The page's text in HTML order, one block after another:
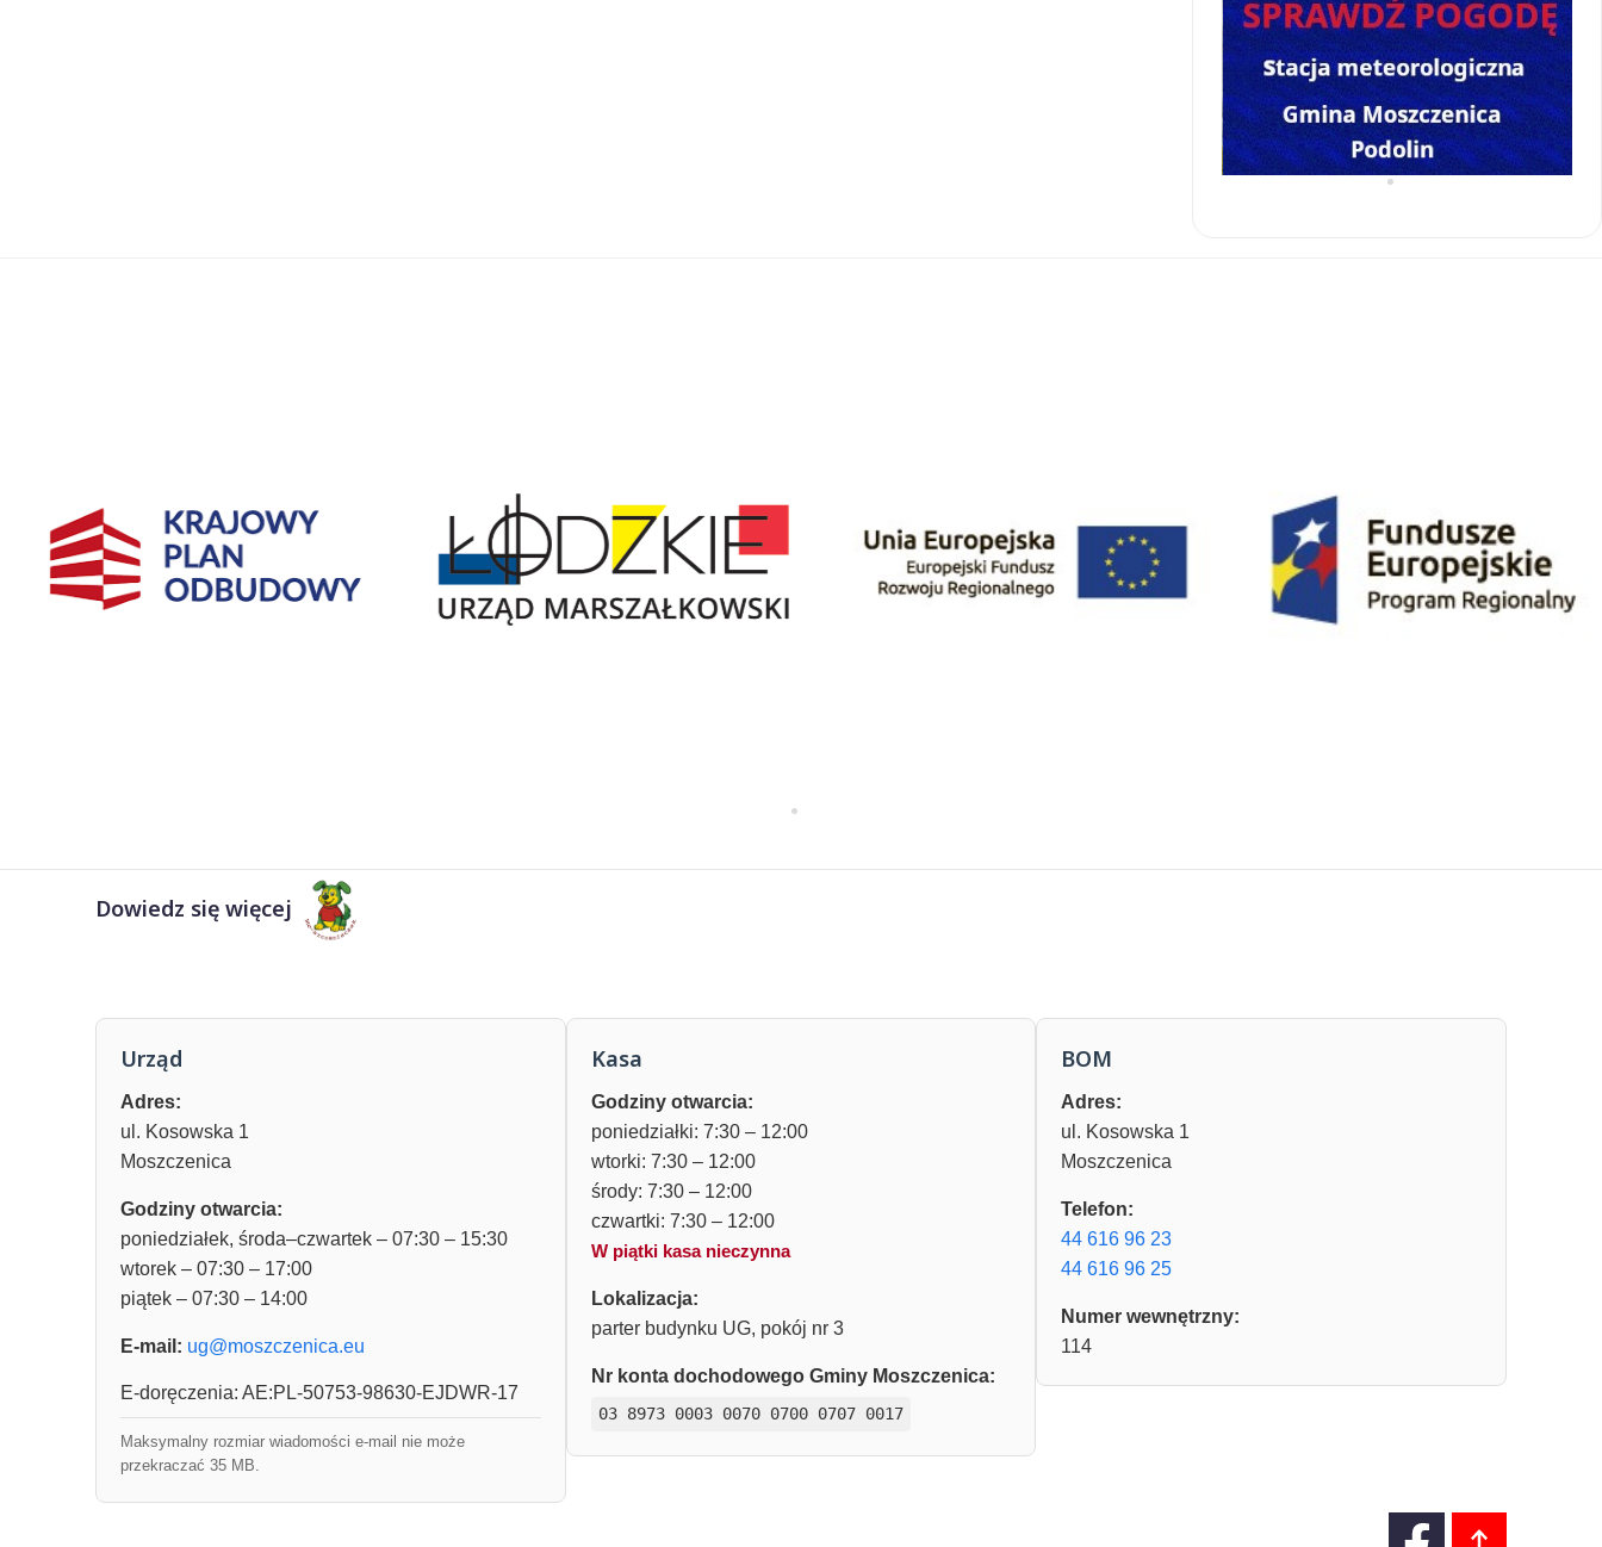
Dowiedz się więcej
Urząd
Adres:
ul. Kosowska 1
Moszczenica
Godziny otwarcia:
poniedziałek, środa–czwartek – 07:30 – 15:30
wtorek – 07:30 – 17:00
piątek – 07:30 – 14:00
E-mail: ug@moszczenica.eu
E-doręczenia: AE:PL-50753-98630-EJDWR-17
Maksymalny rozmiar wiadomości e-mail nie może
przekraczać 35 MB.
Kasa
Godziny otwarcia:
poniedziałki: 7:30 – 12:00
wtorki: 7:30 – 12:00
środy: 7:30 – 12:00
czwartki: 7:30 – 12:00
W piątki kasa nieczynna
Lokalizacja:
parter budynku UG, pokój nr 3
Nr konta dochodowego Gminy Moszczenica:
03 8973 0003 0070 0700 0707 0017
BOM
Adres:
ul. Kosowska 1
Moszczenica
Telefon:
44 616 96 23
44 616 96 25
Numer wewnętrzny:
114